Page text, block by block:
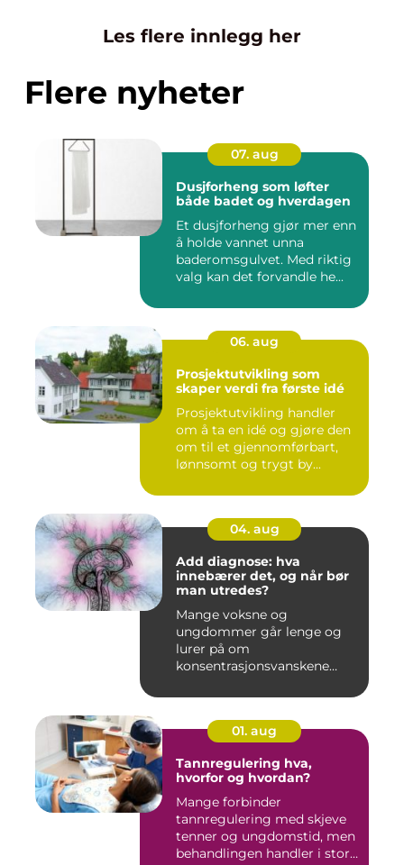
Les flere innlegg her
Flere nyheter
07. aug
Dusjforheng som løfter
både badet og hverdagen
Et dusjforheng gjør mer enn
å holde vannet unna
baderomsgulvet. Med riktig
valg kan det forvandle he...
06. aug
Prosjektutvikling som
skaper verdi fra første idé
Prosjektutvikling handler
om å ta en idé og gjøre den
om til et gjennomførbart,
lønnsomt og trygt by...
04. aug
Add diagnose: hva
innebærer det, og når bør
man utredes?
Mange voksne og
ungdommer går lenge og
lurer på om
konsentrasjonsvanskene
01. aug
Tannregulering hva,
hvorfor og hvordan?
Mange forbinder
tannregulering med skjeve
tenner og ungdomstid, men
behandlingen handler i stor